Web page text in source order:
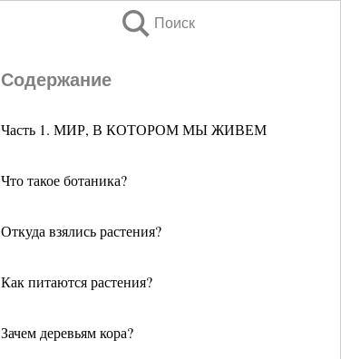
Поиск
Содержание
Часть 1. МИР, В КОТОРОМ МЫ ЖИВЕМ
Что такое ботаника?
Откуда взялись растения?
Как питаются растения?
Зачем деревьям кора?